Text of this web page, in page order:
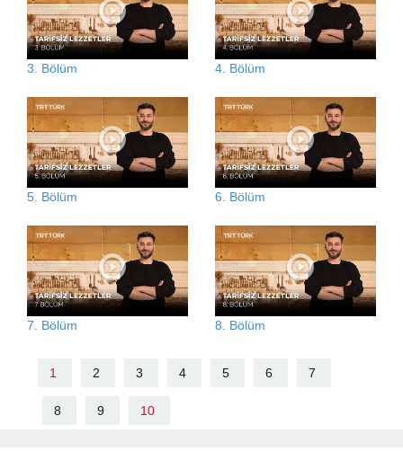
3. Bölüm 4. Bölüm
5. Bölüm 6. Bölüm
7. Bölüm 8. Bölüm
1 2 3 4 5 6 7
8 9 10